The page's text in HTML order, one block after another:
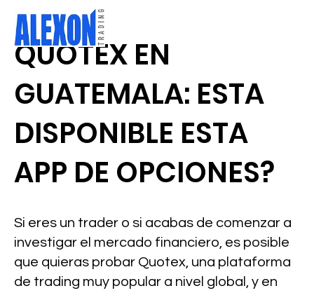
QUOTEX EN
GUATEMALA: ESTA
DISPONIBLE ESTA
APP DE OPCIONES?
Si eres un trader o si acabas de comenzar a
investigar el mercado financiero, es posible
que quieras probar Quotex, una plataforma
de trading muy popular a nivel global, y en